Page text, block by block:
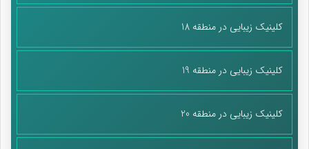
کلینیک زیبایی در منطقه 18
کلینیک زیبایی در منطقه 19
کلینیک زیبایی در منطقه 20